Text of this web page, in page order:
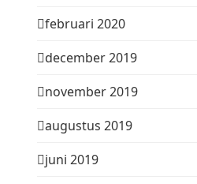
februari 2020
december 2019
november 2019
augustus 2019
juni 2019